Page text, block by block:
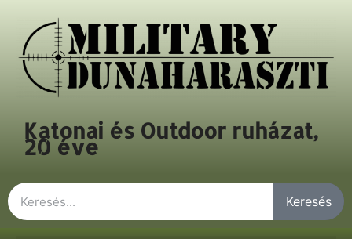
Katonai és Outdoor ruházat,
20 éve
Keresés